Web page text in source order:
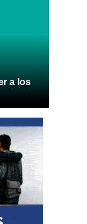
a los